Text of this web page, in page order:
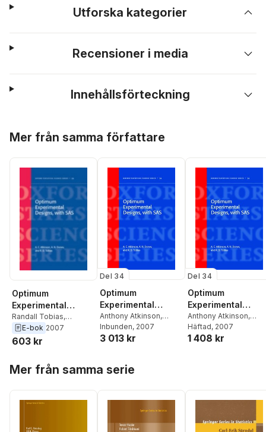
Utforska kategorier
Recensioner i media
Innehållsförteckning
Mer från samma författare
Optimum
Experimental
Designs, With SAS
Randall Tobias,
Alexander Donev
Anthony Atkinson
E-bok 2007
603 kr
Del 34
Optimum
Experimental
Designs, With SAS
Anthony Atkinson,
Alexander Donev
Randall Tobias
Inbunden, 2007
3 013 kr
Del 34
Optimum
Experimental
Designs, with SAS
Anthony Atkinson,
Alexander Donev
Randall Tobias
Häftad, 2007
1 408 kr
Mer från samma serie